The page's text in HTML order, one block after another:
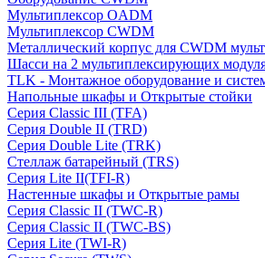
Мультиплекcор OADM
Мультиплексор CWDM
Металлический корпус для CWDM
Шасси на 2 мультиплексирующих
TLK - Монтажное оборудование и
Напольные шкафы и Открытые стойки
Серия Classic III (TFA)
Серия Double II (TRD)
Серия Double Lite (TRK)
Стеллаж батарейный (TRS)
Серия Lite II(TFI-R)
Настенные шкафы и Открытые рамы
Серия Classic II (TWC-R)
Серия Classic II (TWC-BS)
Серия Lite (TWI-R)